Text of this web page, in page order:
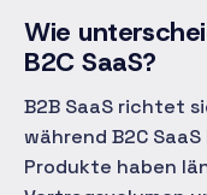
Wie
B2C SaaS?
B2B SaaS richtet
während B2C
Produkte haben